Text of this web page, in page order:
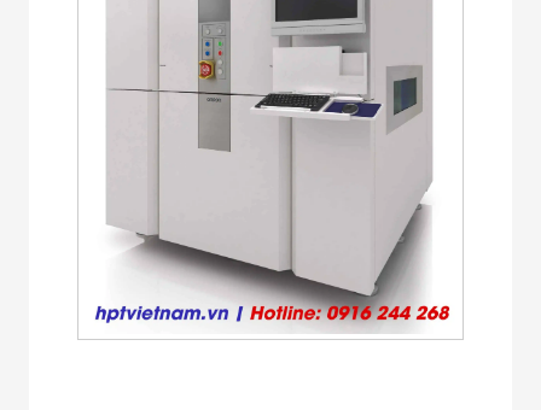
Bị Ngành Thủy
Giải Pháp Thiết
Bị Ngành Thực
Phẩm Đóng Gói
Mặc - Giày Da
Giải Pháp Thiết
Bị Ngành Linh
Kiện Điện Tử
Bị Ngành Giáo
Dục